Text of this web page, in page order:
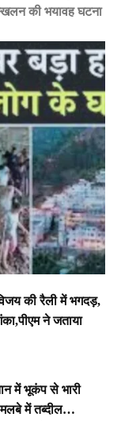
की भयावह घटना
की रैली में भगदड़,
ने जताया
में भूकंप से भारी
मलबे में तब्दील…